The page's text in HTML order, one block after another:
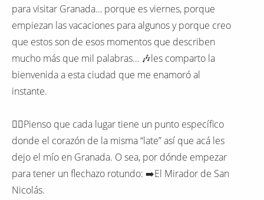
para visitar Granada… porque es viernes, porque
empiezan las vacaciones para algunos y porque creo
que estos son de esos momentos que describen
mucho más que mil palabras… 🎶les comparto la
bienvenida a esta ciudad que me enamoró al
instante.
❤️‍🔥Pienso que cada lugar tiene un punto específico
donde el corazón de la misma “late” así que acá les
dejo el mío en Granada. O sea, por dónde empezar
para tener un flechazo rotundo: ➡️El Mirador de San
Nicolás.